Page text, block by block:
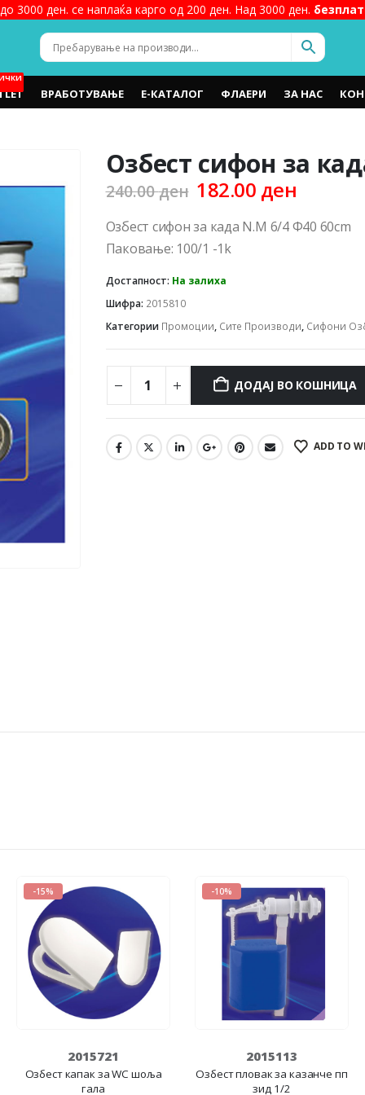
3000 ден. се наплаќа карго од 200 ден. Над 3000 ден.
ВРАБОТУВАЊЕ Е-КАТАЛОГ ФЛАЕРИ ЗА НАС
Озбест сифон за
240.00ден Original
was:
240.00 ден.
182.00 ден
is:
Озбест сифон за када N.M 6/4 Ф40 60cm
Паковање: 100/1 -1k
Достапност: На залиха
Шифра: 2015810
Категории Промоции, Сите Производи, Сифони
ДОДАЈ ВО КОШНИЦА
ADD TO
-15%
2015721
Озбест капак за WC шоља
гала
-10%
2015113
Озбест пловак за казанче пп
зид 1/2